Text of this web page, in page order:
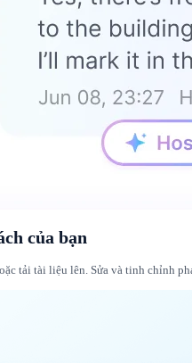
của bạn
tải tài liệu lên. Sửa và tinh chỉnh